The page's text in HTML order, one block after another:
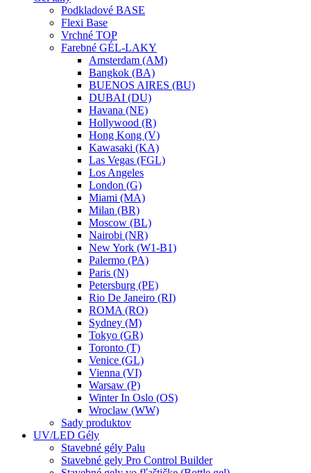
Podkladové BASE
Flexi Base
Vrchné TOP
Farebné GÉL-LAKY
Amsterdam (AM)
Bangkok (BA)
BUENOS AIRES (BU)
DUBAI (DU)
Havana (NE)
Hollywood (R)
Hong Kong (V)
Kawasaki (KA)
Las Vegas (FGL)
Los Angeles
London (G)
Miami (MA)
Milan (BR)
Moscow (BL)
Nairobi (NR)
New York (W1-B1)
Palermo (PA)
Paris (N)
Petersburg (PE)
Rio De Janeiro (RI)
ROMA (RO)
Sydney (M)
Tokyo (GR)
Toronto (T)
Venice (GL)
Vienna (VI)
Warsaw (P)
Winter In Oslo (OS)
Wroclaw (WW)
Sady produktov
UV/LED Gély
Stavebné gély Palu
Stavebné gely Pro Control Builder